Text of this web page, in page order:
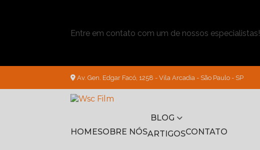
Entre em contato com um de nossos especialistas!
Av. Gen. Edgar Facó, 1258 - Vila Arcadia - São Paulo - SP
HOME SOBRE NÓS
BLOG
ARTIGOS
CONTATO